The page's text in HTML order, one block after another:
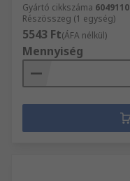
Gyártó cikkszáma 6049110
Részösszeg (1 egység)
5543 Ft(ÁFA nélkül)
Mennyiség